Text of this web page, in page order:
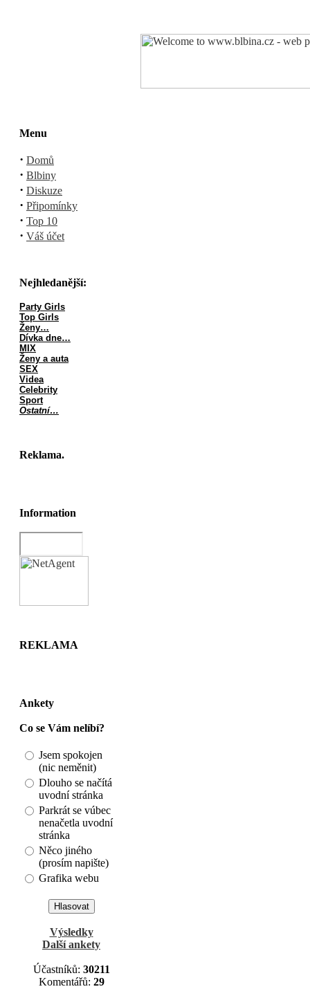
Menu
· Domů
· Blbiny
· Diskuze
· Připomínky
· Top 10
· Váš účet
Nejhledanější:
Party Girls
Top Girls
Ženy…
Dívka dne…
MIX
Ženy a auta
SEX
Videa
Celebrity
Sport
Ostatní…
Reklama.
Information
REKLAMA
Ankety
Co se Vám nelíbí?
Jsem spokojen
(nic neměnit)
Dlouho se načítá
uvodní stránka
Parkrát se vúbec
nenačetla uvodní
stránka
Něco jiného
(prosím napište)
Grafika webu
Výsledky
Další ankety
Účastníků: 30211
Komentářů: 29